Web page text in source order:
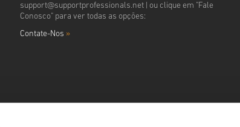
support@supportprofessionals.net| ou clique em "Fale
Conosco" para ver todas as opções:
Contate-Nos »